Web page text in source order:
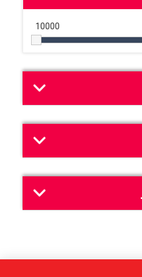
10000